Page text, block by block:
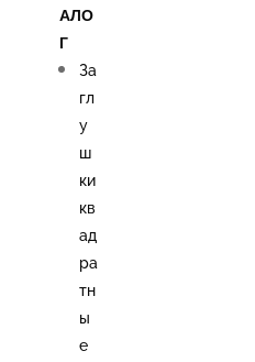
АЛО
Г
За
гл
у
ш
ки
кв
ад
ра
тн
ы
е